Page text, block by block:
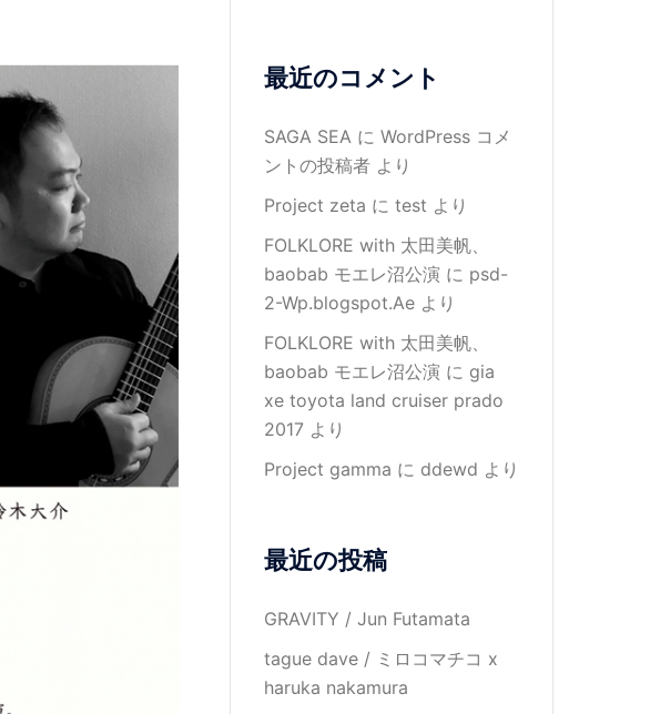
最近のコメント
SAGA SEA に WordPress コメ
ントの投稿者より
Project zeta に test より
FOLKLORE with 太田美帆、
baobab モエレ沼公演 に psd-
2-Wp.blogspot.Aeより
FOLKLORE with 太田美帆、
baobab モエレ沼公演 に gia
xe toyota land cruiser prado
2017より
Project gamma に ddewd より
最近の投稿
GRAVITY / Jun Futamata
tague dave / ミロコマチコ x
haruka nakamura